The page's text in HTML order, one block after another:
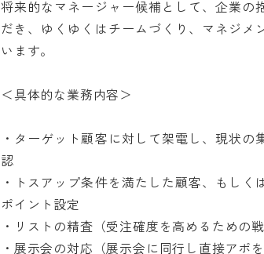
将来的なマネージャー候補として、企業の
だき、ゆくゆくはチームづくり、マネジメ
います。
＜具体的な業務内容＞
・ターゲット顧客に対して架電し、現状
認
・トスアップ条件を満たした顧客、もし
ポイント設定
・リストの精査（受注確度を高めるための
・展示会の対応（展示会に同行し直接アポを